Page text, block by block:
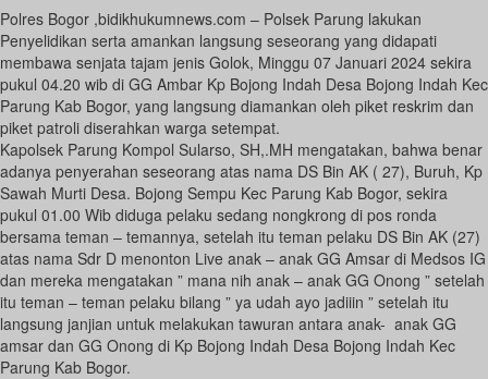
Polres Bogor ,bidikhukumnews.com – Polsek Parung lakukan
Penyelidikan serta amankan langsung seseorang yang didapati
membawa senjata tajam jenis Golok, Minggu 07 Januari 2024 sekira
pukul 04.20 wib di GG Ambar Kp Bojong Indah Desa Bojong Indah Kec
Parung Kab Bogor, yang langsung diamankan oleh piket reskrim dan
piket patroli diserahkan warga setempat.
Kapolsek Parung Kompol Sularso, SH,.MH mengatakan, bahwa benar
adanya penyerahan seseorang atas nama DS Bin AK ( 27), Buruh, Kp
Sawah Murti Desa. Bojong Sempu Kec Parung Kab Bogor, sekira
pukul 01.00 Wib diduga pelaku sedang nongkrong di pos ronda
bersama teman – temannya, setelah itu teman pelaku DS Bin AK (27)
atas nama Sdr D menonton Live anak – anak GG Amsar di Medsos IG
dan mereka mengatakan ” mana nih anak – anak GG Onong ” setelah
itu teman – teman pelaku bilang ” ya udah ayo jadiiin ” setelah itu
langsung janjian untuk melakukan tawuran antara anak- anak GG
amsar dan GG Onong di Kp Bojong Indah Desa Bojong Indah Kec
Parung Kab Bogor.